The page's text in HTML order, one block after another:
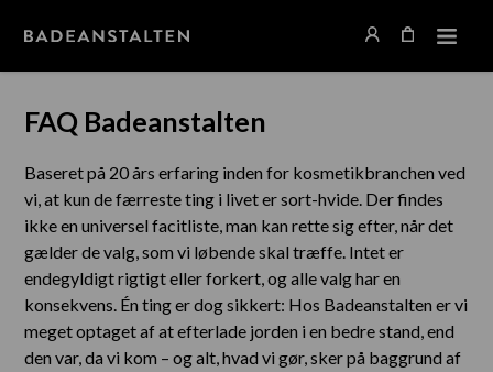
FAQ Badeanstalten
Baseret på 20 års erfaring inden for kosmetikbranchen ved
vi, at kun de færreste ting i livet er sort-hvide. Der findes
ikke en universel facitliste, man kan rette sig efter, når det
gælder de valg, som vi løbende skal træffe. Intet er
endegyldigt rigtigt eller forkert, og alle valg har en
konsekvens. Én ting er dog sikkert: Hos Badeanstalten er vi
meget optaget af at efterlade jorden i en bedre stand, end
den var, da vi kom – og alt, hvad vi gør, sker på baggrund af